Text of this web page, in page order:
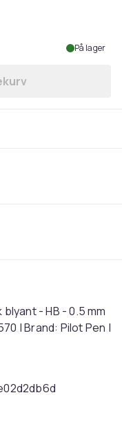
På lager
The Shaker H-
- HB - 0.5 mm
| Brand: Pilot Pen |